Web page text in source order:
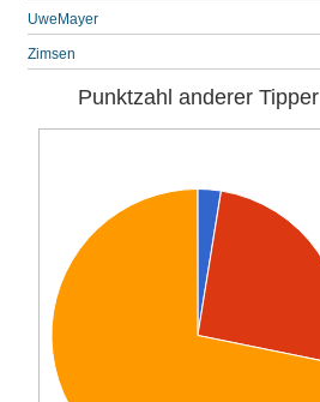
UweMayer
Zimsen
Punktzahl anderer Tipper